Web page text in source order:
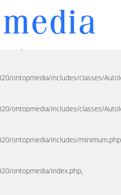
ontopmedia/includes/classes/
ontopmedia/includes/classes/
ontopmedia/includes/classes/
ontopmedia/includes/
ontopmedia/index.php,